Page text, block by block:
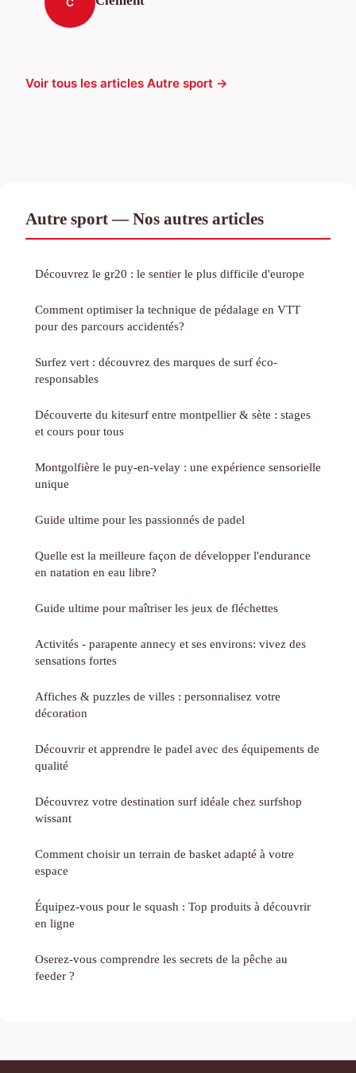
Voir tous les articles Autre sport →
Autre sport — Nos autres articles
Découvrez le gr20 : le sentier le plus difficile d'europe
Comment optimiser la technique de pédalage en VTT
pour des parcours accidentés?
Surfez vert : découvrez des marques de surf éco-
responsables
Découverte du kitesurf entre montpellier & sète : stages
et cours pour tous
Montgolfière le puy-en-velay : une expérience sensorielle
unique
Guide ultime pour les passionnés de padel
Quelle est la meilleure façon de développer l'endurance
en natation en eau libre?
Guide ultime pour maîtriser les jeux de fléchettes
Activités - parapente annecy et ses environs: vivez des
sensations fortes
Affiches & puzzles de villes : personnalisez votre
décoration
Découvrir et apprendre le padel avec des équipements de
qualité
Découvrez votre destination surf idéale chez surfshop
wissant
Comment choisir un terrain de basket adapté à votre
espace
Équipez-vous pour le squash : Top produits à découvrir
en ligne
Oserez-vous comprendre les secrets de la pêche au
feeder ?